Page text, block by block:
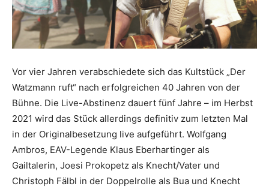
Vor vier Jahren verabschiedete sich das Kultstück „Der
Watzmann ruft“ nach erfolgreichen 40 Jahren von der
Bühne. Die Live-­Abstinenz dauert fünf Jahre – im Herbst
2021 wird das Stück allerdings definitiv zum letzten Mal
in der Originalbesetzung live aufgeführt. Wolfgang
Ambros, EAV-Legende Klaus Eberhartinger als
Gailtalerin, Joesi Prokopetz als Knecht/Vater und
Christoph Fälbl in der Doppelrolle als Bua und Knecht